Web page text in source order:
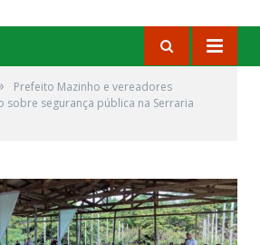
Prefeito Mazinho e vereadores
sobre segurança pública na Serraria